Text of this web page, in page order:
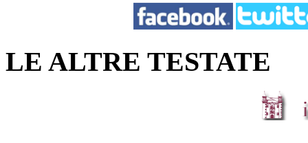
LE ALTRE TESTATE